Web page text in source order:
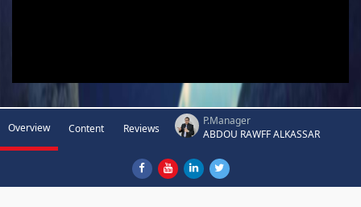
Overview Content Reviews
P.Manager
ABDOU RAWFF ALKASSAR